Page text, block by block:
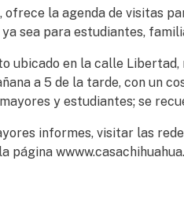
ofrece la agenda de visitas
sea para estudiantes,
ubicado en la calle Libertad,
a 5 de la tarde, con un
y estudiantes; se
informes, visitar las
página